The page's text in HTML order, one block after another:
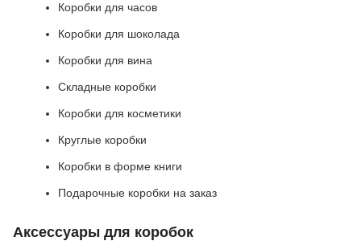
Коробки для часов
Коробки для шоколада
Коробки для вина
Складные коробки
Коробки для косметики
Круглые коробки
Коробки в форме книги
Подарочные коробки на заказ
Аксессуары для коробок